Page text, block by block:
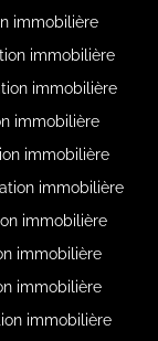
immobilière
immobilière
immobilière
immobilière
immobilière
immobilière
immobilière
immobilière
immobilière
immobilière